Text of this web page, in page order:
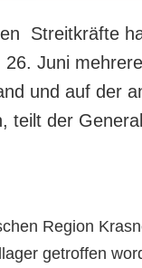
Streitkräfte
26. Juni
und auf der
teilt der
Region
getroffen